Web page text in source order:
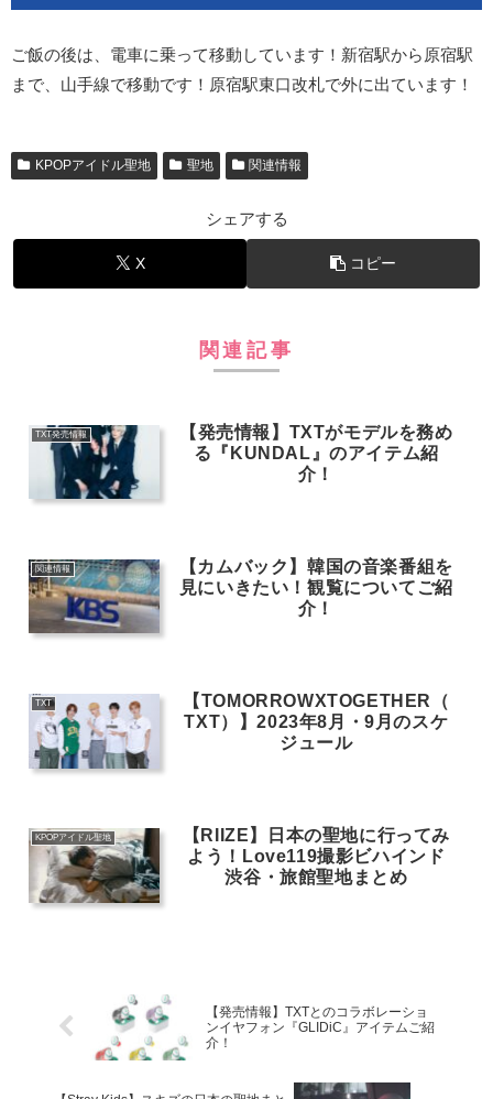
ご飯の後は、電車に乗って移動しています！新宿駅から原宿駅
まで、山手線で移動です！原宿駅東口改札で外に出ています！
KPOPアイドル聖地 聖地 関連情報
シェアする
X コピー
関連記事
TXT発売情報
【発売情報】TXTがモデルを務め
る『KUNDAL』のアイテム紹
介！
関連情報
【カムバック】韓国の音楽番組を
見にいきたい！観覧についてご紹
介！
TXT
【TOMORROWXTOGETHER（
TXT）】2023年8月・9月のスケ
ジュール
KPOPアイドル聖地
【RIIZE】日本の聖地に行ってみ
よう！Love119撮影ビハインド
渋谷・旅館聖地まとめ
【発売情報】TXTとのコラボレーショ
ンイヤフォン『GLIDiC』アイテムご紹
介！